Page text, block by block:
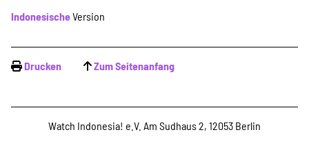
Veranstaltungen
IndonesischeVersion
Drucken Zum Seitenanfang
Watch Indonesia! e.V. Am Sudhaus 2, 12053 Berlin